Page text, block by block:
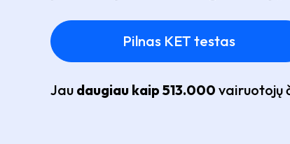
Pilnas KET testas
Jau daugiau kaip 513.000 vairuotojų